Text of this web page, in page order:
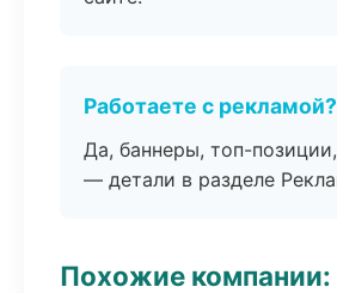
Работаете с рекламой?
Да, баннеры, топ-
— детали в разделе
Похожие компании: